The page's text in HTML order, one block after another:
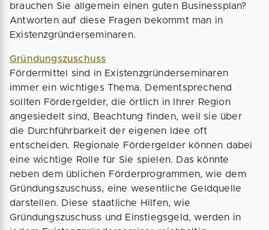
brauchen Sie allgemein einen guten Businessplan?
Antworten auf diese Fragen bekommt man in
Existenzgründerseminaren.
Gründungszuschuss
Fördermittel sind in Existenzgründerseminaren
immer ein wichtiges Thema. Dementsprechend
sollten Fördergelder, die örtlich in Ihrer Region
angesiedelt sind, Beachtung finden, weil sie über
die Durchführbarkeit der eigenen Idee oft
entscheiden. Regionale Fördergelder können dabei
eine wichtige Rolle für Sie spielen. Das könnte
neben dem üblichen Förderprogrammen, wie dem
Gründungszuschuss, eine wesentliche Geldquelle
darstellen. Diese staatliche Hilfen, wie
Gründungszuschuss und Einstiegsgeld, werden in